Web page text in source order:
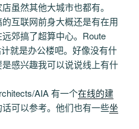
虽然其他大城市也都有。
互联网前身大概还是有在用
郊搞了超算中心。Route
就是办公楼吧。好像没有什
感兴趣我可以说说线上有什
AIA 有一个在线的建
可以参考。他们也有一些坐